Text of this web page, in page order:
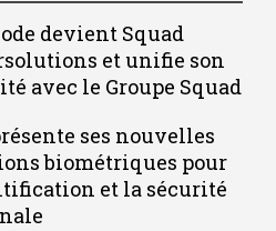
devient Squad
et unifie son
avec le Groupe Squad
ses nouvelles
biométriques pour
et la sécurité